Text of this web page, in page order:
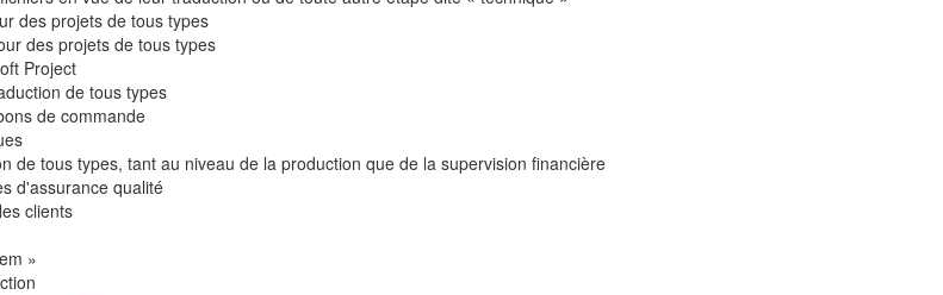
des projets de tous types
des projets de tous types
Project
de tous types
de commande
de tous types, tant au niveau de la production que de la supervision financière
d'assurance qualité
clients
»